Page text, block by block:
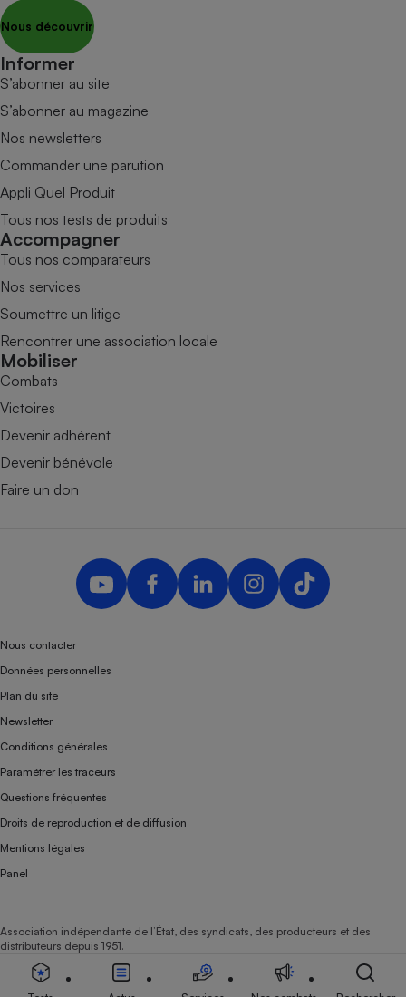
Nous découvrir
Informer
S’abonner au site
S’abonner au magazine
Nos newsletters
Commander une parution
Appli Quel Produit
Tous nos tests de produits
Accompagner
Tous nos comparateurs
Nos services
Soumettre un litige
Rencontrer une association locale
Mobiliser
Combats
Victoires
Devenir adhérent
Devenir bénévole
Faire un don
Nous contacter
Données personnelles
Plan du site
Newsletter
Conditions générales
Paramétrer les traceurs
Questions fréquentes
Droits de reproduction et de diffusion
Mentions légales
Panel
Association indépendante de l’État, des syndicats, des producteurs et des
distributeurs depuis 1951.